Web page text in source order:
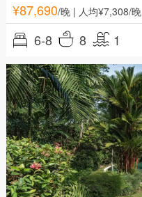
¥87,690/晚| 人均¥7,308/晚
6-8 8 1